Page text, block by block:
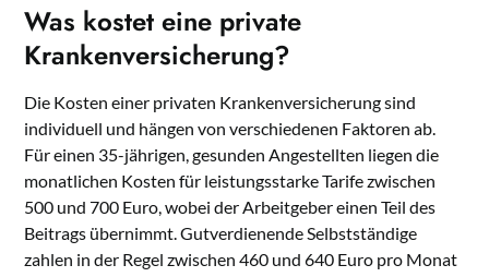
Was kostet eine private
Krankenversicherung?
Die Kosten einer privaten Krankenversicherung sind
individuell und hängen von verschiedenen Faktoren ab.
Für einen 35-jährigen, gesunden Angestellten liegen die
monatlichen Kosten für leistungsstarke Tarife zwischen
500 und 700 Euro, wobei der Arbeitgeber einen Teil des
Beitrags übernimmt. Gutverdienende Selbstständige
zahlen in der Regel zwischen 460 und 640 Euro pro Monat